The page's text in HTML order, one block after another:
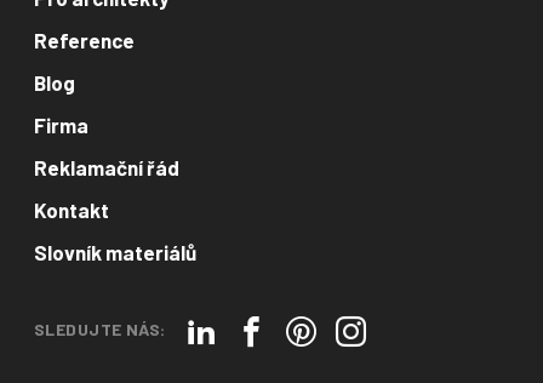
Reference
Blog
Firma
Reklamační řád
Kontakt
Slovník materiálů
SLEDUJTE NÁS: